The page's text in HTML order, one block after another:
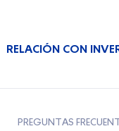
RELACIÓN CON
PREGUNTAS